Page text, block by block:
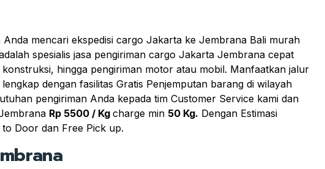
mencari ekspedisi cargo Jakarta ke Jembrana Bali murah
spesialis jasa pengiriman cargo Jakarta Jembrana cepat
hingga pengiriman motor atau mobil. Manfaatkan jalur
dengan fasilitas Gratis Penjemputan barang di wilayah
pengiriman Anda kepada tim Customer Service kami dan
Rp 5500 / Kg charge min 50 Kg. Dengan Estimasi
Door dan Free Pick up.